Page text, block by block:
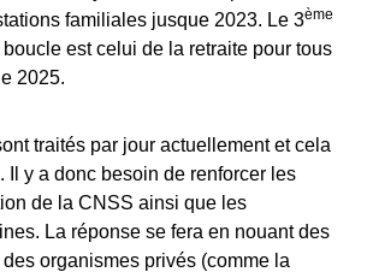
familiales jusque 2023. Le 3ème
est celui de la retraite pour tous
2025.
traités par jour actuellement et cela
Il y a donc besoin de renforcer les
de la CNSS ainsi que les
La réponse se fera en nouant des
organismes privés (comme la